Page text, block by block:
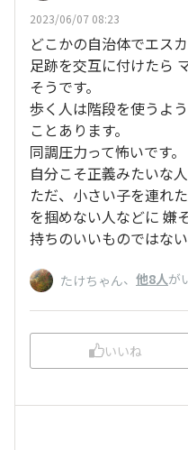
2023/06/07 08:23
どこかの自治体でエス
足跡を交互に付けたら
そうです。
歩く人は階段を使うよ
ことあります。
同調圧力って怖いです。
自分こそ正義みたいな
ただ、小さい子を連れ
を掴めない人などに 嫌
持ちのいいものではな
たけちゃん、 他8人が
いいね